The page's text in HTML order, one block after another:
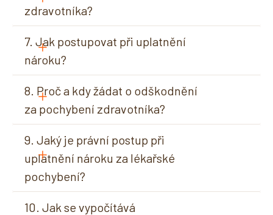
zdravotníka?
7. Jak postupovat při uplatnění
nároku?
8. Proč a kdy žádat o odškodnění
za pochybení zdravotníka?
9. Jaký je právní postup při
uplatnění nároku za lékařské
pochybení?
10. Jak se vypočítává